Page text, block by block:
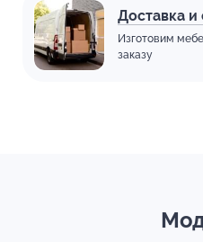
Доставка и
Изготовим
заказу